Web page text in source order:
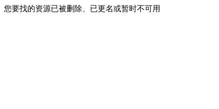
您要找的资源已被删除、已更名或暂时不可用